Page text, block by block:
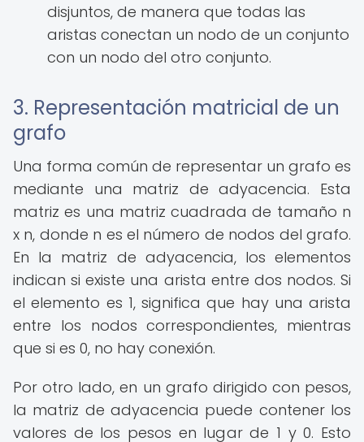
disjuntos, de manera que todas las
aristas conectan un nodo de un conjunto
con un nodo del otro conjunto.
3. Representación matricial de un
grafo
Una forma común de representar un grafo es
mediante una matriz de adyacencia. Esta
matriz es una matriz cuadrada de tamaño n
x n, donde n es el número de nodos del grafo.
En la matriz de adyacencia, los elementos
indican si existe una arista entre dos nodos. Si
el elemento es 1, significa que hay una arista
entre los nodos correspondientes, mientras
que si es 0, no hay conexión.
Por otro lado, en un grafo dirigido con pesos,
la matriz de adyacencia puede contener los
valores de los pesos en lugar de 1 y 0. Esto